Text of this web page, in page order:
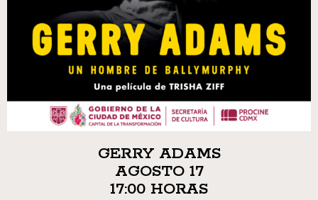
GERRY ADAMS
AGOSTO 17
17:00 HORAS